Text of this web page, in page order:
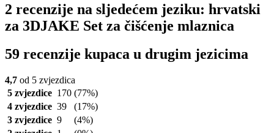
2 recenzije na sljedećem jeziku: hrvatski
za 3DJAKE Set za čišćenje mlaznica
59 recenzije kupaca u drugim jezicima
4,7 od 5 zvjezdica
5 zvjezdice 170 (77%)
4 zvjezdice 39
(17%)
3 zvjezdice 9
(4%)